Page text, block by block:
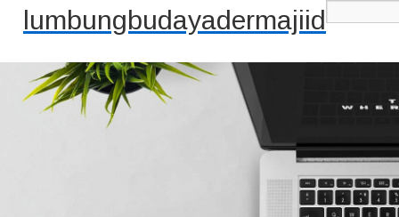
lumbungbudayadermajiid